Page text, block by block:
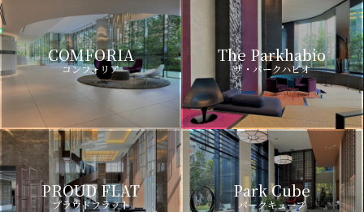
COMFORIA
コンフォリア
The Parkhabio
ザ・パークハビオ
PROUD FLAT
プラウドフラット
Park Cube
パークキューブ